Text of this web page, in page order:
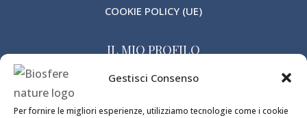
Gestisci Consenso
Per fornire le migliori esperienze, utilizziamo tecnologie come i cookie
COOKIE POLICY (UE)
IL MIO PROFILO
HOME